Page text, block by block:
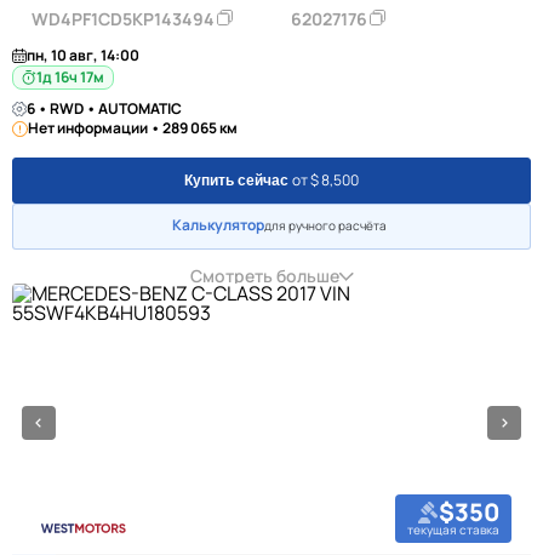
WD4PF1CD5KP143494 62027176
пн, 10 авг, 14:00
1д 16ч 17м
6 • RWD • AUTOMATIC
Нет информации • 289 065 км
Купить сейчас от $ 8,500
Калькулятордля ручного расчёта
Смотреть больше
$350
текущая ставка